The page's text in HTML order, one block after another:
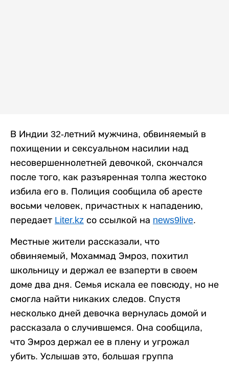
В Индии 32-летний мужчина, обвиняемый в
похищении и сексуальном насилии над
несовершеннолетней девочкой, скончался
после того, как разъяренная толпа жестоко
избила его в. Полиция сообщила об аресте
восьми человек, причастных к нападению,
передает Liter.kz со ссылкой на news9live.
Местные жители рассказали, что
обвиняемый, Мохаммад Эмроз, похитил
школьницу и держал ее взаперти в своем
доме два дня. Семья искала ее повсюду, но не
смогла найти никаких следов. Спустя
несколько дней девочка вернулась домой и
рассказала о случившемся. Она сообщила,
что Эмроз держал ее в плену и угрожал
убить. Услышав это, большая группа